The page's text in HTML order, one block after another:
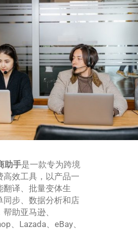
助手是一款专为跨境
高效工具，以产品一
译、批量变体生
同步、数据分析和店
助亚马逊、
、Lazada、eBay、